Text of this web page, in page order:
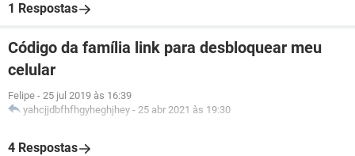
1 Respostas
Código da família link para desbloquear meu
celular
Felipe - 25 jul 2019 às 16:39
yahcjjdbfhfhgyheghjhey - 25 abr 2021 às 19:30
4 Respostas